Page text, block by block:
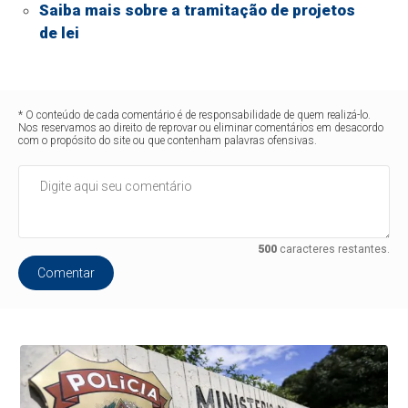
Saiba mais sobre a tramitação de projetos
de lei
* O conteúdo de cada comentário é de responsabilidade de quem realizá-lo.
Nos reservamos ao direito de reprovar ou eliminar comentários em desacordo
com o propósito do site ou que contenham palavras ofensivas.
500caracteres restantes.
Comentar